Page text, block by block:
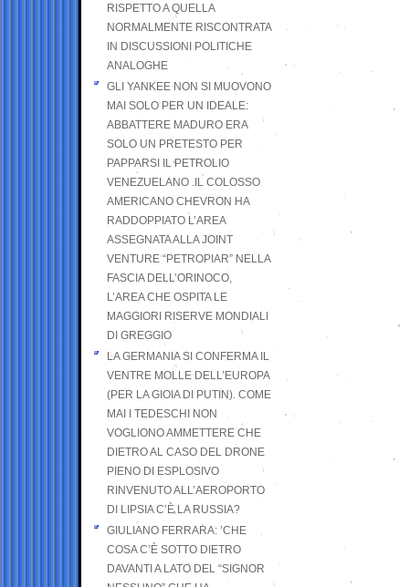
RISPETTO A QUELLA
NORMALMENTE RISCONTRATA
IN DISCUSSIONI POLITICHE
ANALOGHE
GLI YANKEE NON SI MUOVONO
MAI SOLO PER UN IDEALE:
ABBATTERE MADURO ERA
SOLO UN PRETESTO PER
PAPPARSI IL PETROLIO
VENEZUELANO .IL COLOSSO
AMERICANO CHEVRON HA
RADDOPPIATO L’AREA
ASSEGNATA ALLA JOINT
VENTURE “PETROPIAR” NELLA
FASCIA DELL’ORINOCO,
L’AREA CHE OSPITA LE
MAGGIORI RISERVE MONDIALI
DI GREGGIO
LA GERMANIA SI CONFERMA IL
VENTRE MOLLE DELL’EUROPA
(PER LA GIOIA DI PUTIN). COME
MAI I TEDESCHI NON
VOGLIONO AMMETTERE CHE
DIETRO AL CASO DEL DRONE
PIENO DI ESPLOSIVO
RINVENUTO ALL’AEROPORTO
DI LIPSIA C’È LA RUSSIA?
GIULIANO FERRARA: ’CHE
COSA C’È SOTTO DIETRO
DAVANTI A LATO DEL “SIGNOR